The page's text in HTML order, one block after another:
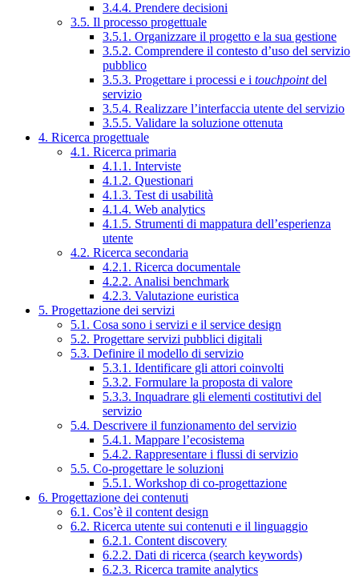
3.4.4. Prendere decisioni
3.5. Il processo progettuale
3.5.1. Organizzare il progetto e la sua gestione
3.5.2. Comprendere il contesto d’uso del servizio
pubblico
3.5.3. Progettare i processi e i touchpointdel
servizio
3.5.4. Realizzare l’interfaccia utente del servizio
3.5.5. Validare la soluzione ottenuta
4. Ricerca progettuale
4.1. Ricerca primaria
4.1.1. Interviste
4.1.2. Questionari
4.1.3. Test di usabilità
4.1.4. Web analytics
4.1.5. Strumenti di mappatura dell’esperienza
utente
4.2. Ricerca secondaria
4.2.1. Ricerca documentale
4.2.2. Analisi benchmark
4.2.3. Valutazione euristica
5. Progettazione dei servizi
5.1. Cosa sono i servizi e il service design
5.2. Progettare servizi pubblici digitali
5.3. Definire il modello di servizio
5.3.1. Identificare gli attori coinvolti
5.3.2. Formulare la proposta di valore
5.3.3. Inquadrare gli elementi costitutivi del
servizio
5.4. Descrivere il funzionamento del servizio
5.4.1. Mappare l’ecosistema
5.4.2. Rappresentare i flussi di servizio
5.5. Co-progettare le soluzioni
5.5.1. Workshop di co-progettazione
6. Progettazione dei contenuti
6.1. Cos’è il content design
6.2. Ricerca utente sui contenuti e il linguaggio
6.2.1. Content discovery
6.2.2. Dati di ricerca (search keywords)
6.2.3. Ricerca tramite analytics